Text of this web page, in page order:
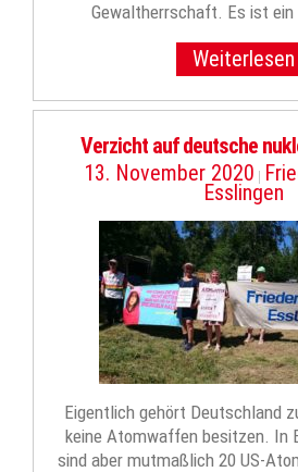
Gewaltherrschaft. Es ist ein
Weiterlesen
Verzicht auf deutsche
13. November 2020 |
Esslingen
Eigentlich gehört Deutschland
keine Atomwaffen besitzen. In
sind aber mutmaßlich 20 US-